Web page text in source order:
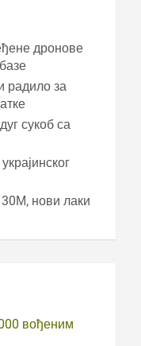
дронове
радило за
сукоб са
нови лаки
вођеним